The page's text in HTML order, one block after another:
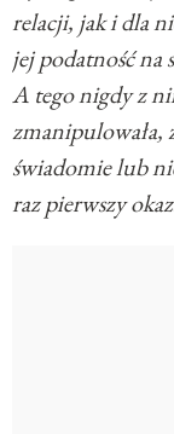
relacji, jak i dla
jej podatność na
A tego nigdy z
zmanipulowała,
świadomie lub
raz pierwszy